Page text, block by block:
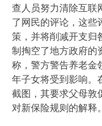
查人员努力清除互联
了网民的评论，这些
策，并将削减开支归
制掏空了地方政府的
称，警方警告养老金
年子女将受到影响。
截图，其要求父母敦
对新保险规则的解释。